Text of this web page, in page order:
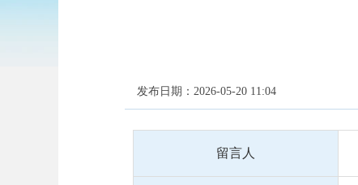
发布日期：2026-05-20 11:04
留言人